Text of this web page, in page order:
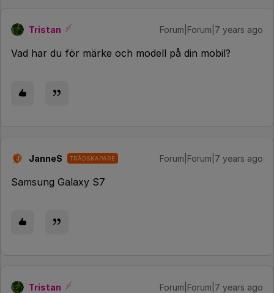
Tristan Forum|Forum|7 years ago
Vad har du för märke och modell på din mobil?
J JanneS TRÅDSKAPARE Forum|Forum|7 years ago
Samsung Galaxy S7
Tristan Forum|Forum|7 years ago